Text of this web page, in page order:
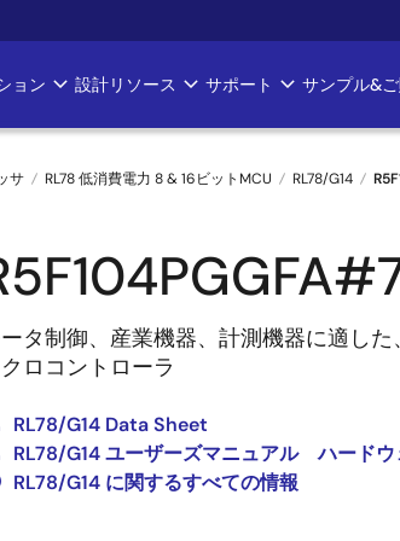
ョン 設計リソース サポート サンプル&
サ RL78 低消費電力 8 & 16ビットMCU RL78/G14
タ制御、産業機器、計測機器に適し
ロコントローラ
RL78/G14 Data Sheet
RL78/G14 ユーザーズマニュアル ハードウ
RL78/G14 に関するすべての情報